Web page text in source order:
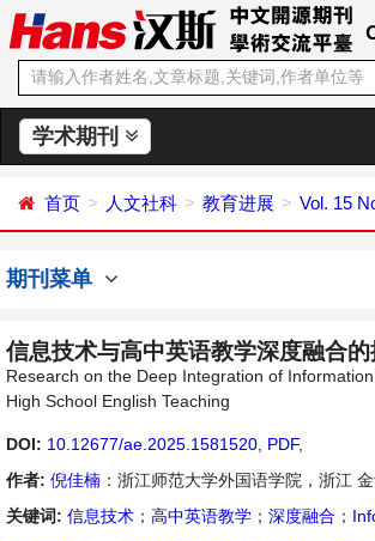
学术期刊
首页 人文社科 教育进展 Vol. 15
期刊菜单
信息技术与高中英语教学深度融合
Research on the Deep Integration of
High School English Teaching
DOI: 10.12677/ae.2025.1581520 PDF,
作者: 倪佳楠 ：浙江师范大学外国语学院，浙江
关键词: 信息技术 ； 高中英语教学 ； 深度融合 ；